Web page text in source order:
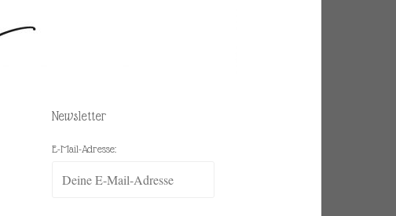
Newsletter
E-Mail-Adresse: